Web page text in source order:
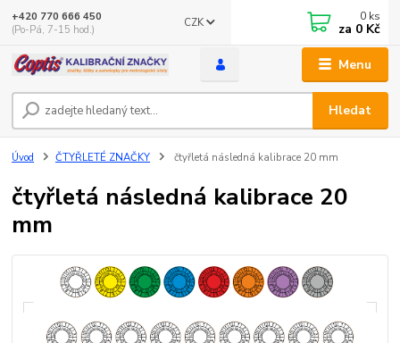
Menu
CZK
Hledat
+420 770 666 450
(Po-Pá, 7-15 hod.)
0 ks
za 0 Kč
Úvod ČTYŘLETÉ ZNAČKY čtyřletá následná kalibrace 20 mm
čtyřletá následná kalibrace 20
mm